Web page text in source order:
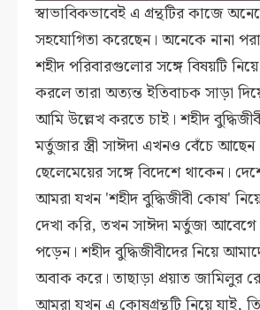
স্বাভাবিকভাবেই এ গ্রন্থটির কাজে
সহযোগিতা করেছেন। অনেকে নানা
শহীদ পরিবারগুলোর সঙ্গে বিষয়টি
করলে তারা অত্যন্ত ইতিবাচক সাড়া
আমি উল্লেখ করতে চাই। শহীদ
মর্তুজার স্ত্রী সাঈদা এখনও বেঁচে
ছেলেমেয়ের সঙ্গে বিদেশে থাকেন।
আমরা যখন 'শহীদ বুদ্ধিজীবী কোষ'
দেখা করি, তখন সাঈদা মর্তুজা
পড়েন। শহীদ বুদ্ধিজীবীদের নিয়ে
অবাক করে। তাছাড়া প্রয়াত জামিলুর